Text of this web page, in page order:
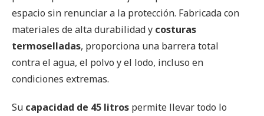
espacio sin renunciar a la protección. Fabricada con
materiales de alta durabilidad y costuras
termoselladas, proporciona una barrera total
contra el agua, el polvo y el lodo, incluso en
condiciones extremas.
Su capacidad de 45 litros permite llevar todo lo